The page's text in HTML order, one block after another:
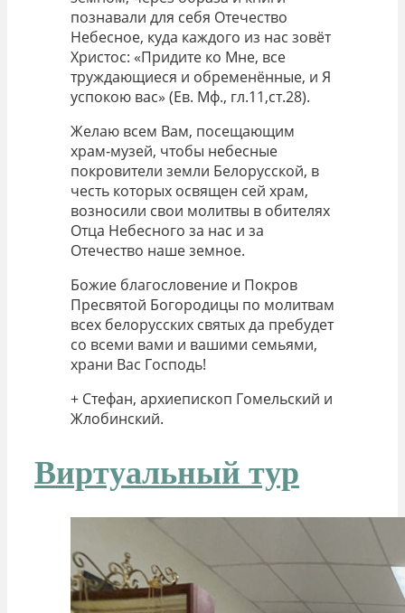
познавали для себя Отечество
Небесное, куда каждого из нас зовёт
Христос: «Придите ко Мне, все
труждающиеся и обременённые, и Я
успокою вас» (Ев. Мф., гл.11,ст.28).
Желаю всем Вам, посещающим
храм-музей, чтобы небесные
покровители земли Белорусской, в
честь которых освящен сей храм,
возносили свои молитвы в обителях
Отца Небесного за нас и за
Отечество наше земное.
Божие благословение и Покров
Пресвятой Богородицы по молитвам
всех белорусских святых да пребудет
со всеми вами и вашими семьями,
храни Вас Господь!
+ Стефан, архиепископ Гомельский и
Жлобинский.
Виртуальный тур